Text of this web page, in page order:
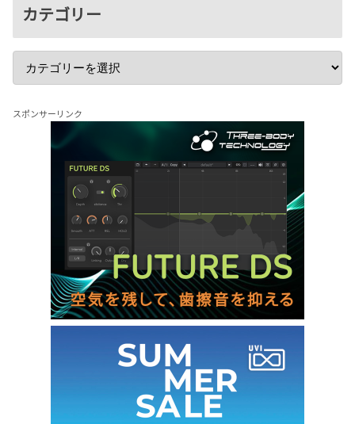
カテゴリー
スポンサーリンク